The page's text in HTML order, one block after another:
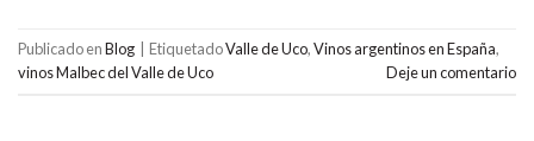
Publicado enBlog EtiquetadoValle de Uco,Vinos argentinos en España,
vinos Malbec del Valle de Uco
Deje un comentario